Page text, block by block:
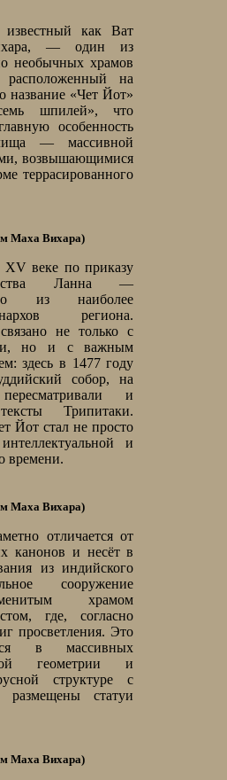
как Ват
— один из
необычных храмов
расположенный на
название «Чет Йот»
шпилей», что
особенность
— массивной
возвышающимися
террасированного
Маха Вихара)
веке по приказу
Ланна —
из наиболее
региона.
не только с
но и с важным
здесь в 1477 году
собор, на
и
Трипитаки.
Йот стал не просто
и
времени.
Маха Вихара)
отличается от
канонов и несёт в
из индийского
сооружение
храмом
где, согласно
просветления. Это
в массивных
геометрии и
структуре с
статуи
Маха Вихара)